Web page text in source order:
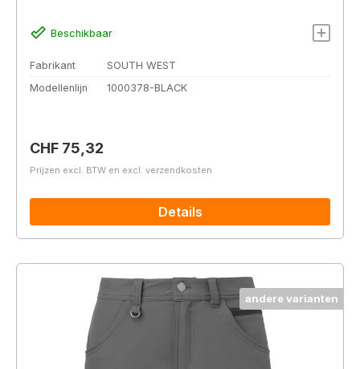
Beschikbaar
Fabrikant
SOUTH WEST
Modellenlijn
1000378-BLACK
Normale prijs:
CHF 75,32
Prijzen excl. BTW en excl. verzendkosten
Details
andere varianten